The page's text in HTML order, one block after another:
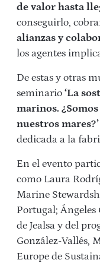
de valor hasta
conseguirlo,
alianzas y
los agentes
De estas y otras
seminario ‘La
marinos.
nuestros mares?’
dedicada a la
En el evento
como Laura
Marine
Portugal;
de Jealsa y del
González-Vallés,
Europe de